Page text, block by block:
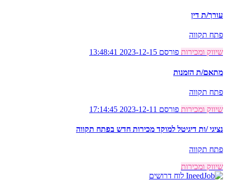
עורך/ת דין
פתח תקווה
שיווק ומכירות פורסם 2023-12-15 13:48:41
מתאם/ת הזמנות
פתח תקווה
שיווק ומכירות פורסם 2023-12-11 17:14:45
נציגי /ות דיגיטל למוקד מכירות חדש בפתח תקווה
פתח תקווה
שיווק ומכירות
לוח דרושים